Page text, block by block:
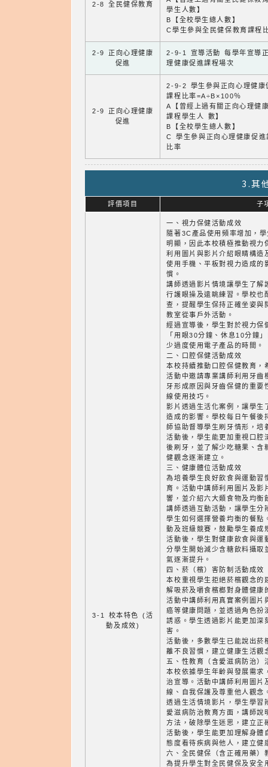
2-8 全民健保教育
學生人數】
B【全校學生總人數】
C學生參與全民健保教育課程
2-9 正向心理健康
促進
2-9-1 宣導活動 每學年宣導
理健康促進課程場次
2-9 正向心理健康
促進
2-9-2 學生參與正向心理健康
課程比率=A÷B×100％
A【曾經上過有關正向心理健
課程學生人 數】
B【全校學生總人數】
C 學生參與正向心理健康促進
比率
3.其
評價項目 子
3-1 校本特色 (活
動及成效)
一、視力保健活動成效
隨著3C產品使用頻率增加，
明顯，因此本校積極推動視力
利用圖片與影片介紹眼睛構造
使用手機、平板對視力造成的
慣。
講師透過影片情境讓學生了解
行護眼操及遠眺練習。學校也
查，提醒學生保持正確坐姿與
教室從事戶外活動。
經過宣導後，學生對於視力保
「用眼30分鐘、休息10分鐘
少過度使用電子產品的時間。
二、口腔保健活動成效
本校持續推動口腔保健教育，
活動中邀請專業講師利用牙齒
牙形成原因與牙齒保健的重要
線使用技巧。
影片透過生活化案例，讓學生
造成的影響。學校每日午餐後
師協助督導學生刷牙情形，培
活動後，學生能更加重視口腔
後刷牙，並了解少吃糖果、含
健觀念逐漸建立。
三、健康體位活動成效
為培養學生良好飲食與運動習
育。活動中講師利用圖片及影
響，並介紹六大類食物及均衡
講師透過互動活動，讓學生分
學生如何選擇營養均衡的餐點
動及班級競賽，鼓勵學生養成
活動後，學生對健康飲食與運
分學生開始減少含糖飲料攝取
氣逐漸提升。
四、菸（檳）害防制活動成效
本校重視學生拒絕菸檳觀念的
解吸菸及嚼食檳榔對身體健康
活動中講師利用真實案例圖片
癌等健康問題，並透過角色扮
誘惑。學生透過影片能更加深
害。
活動後，多數學生已能說出菸
離不良習慣，建立健康生活觀
五、性教育（含愛滋病防治）
本校依據學生年齡與發展需求
治宣導。活動中講師利用圖片
線、自我保護及尊重他人觀念
透過生活情境影片，學生學習
愛滋病防治教育方面，講師說
方法，破除學生迷思，建立正
活動後，學生能更加理解身體
態度看待疾病與他人，建立健
六、全民健保（含正確用藥）
為提升學生對全民健保及安全